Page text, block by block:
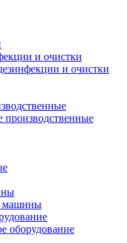
и очистки
и очистки
машины
оборудование